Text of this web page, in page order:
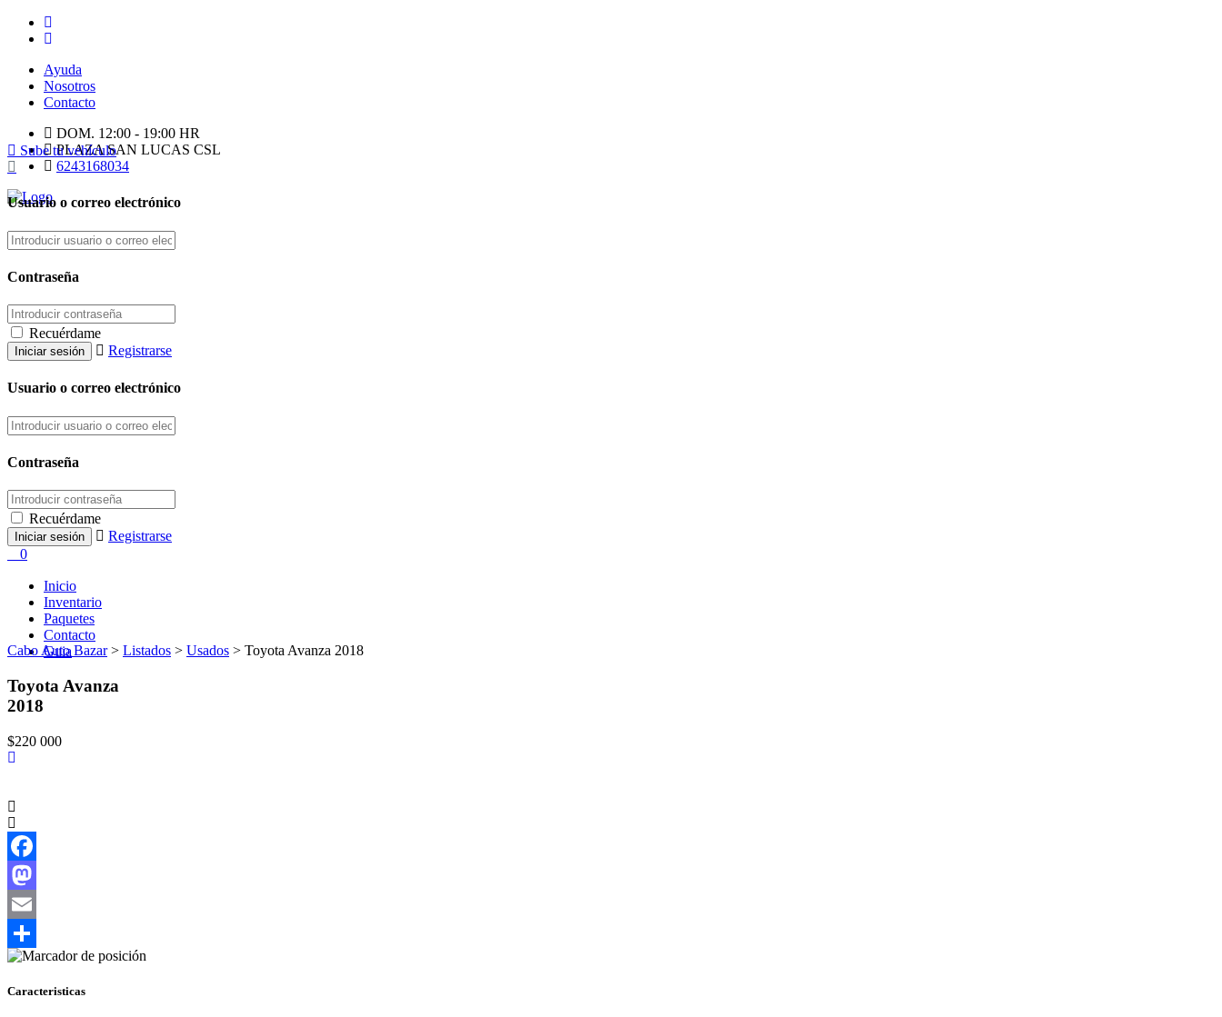
Ayuda
Nosotros
Contacto
DOM. 12:00 - 19:00 HR
PLAZA SAN LUCAS CSL
6243168034
Sube tu vehículo
Usuario o correo electrónico
Contraseña
Recuérdame
Registrarse
Usuario o correo electrónico
Contraseña
Recuérdame
Registrarse
0
Inicio
Inventario
Paquetes
Contacto
Guia
Cabo Auto Bazar> Listados > Usados > Toyota Avanza 2018
Toyota Avanza
2018
$220 000
Facebook
Mastodon
Email
Compartir
Caracteristicas